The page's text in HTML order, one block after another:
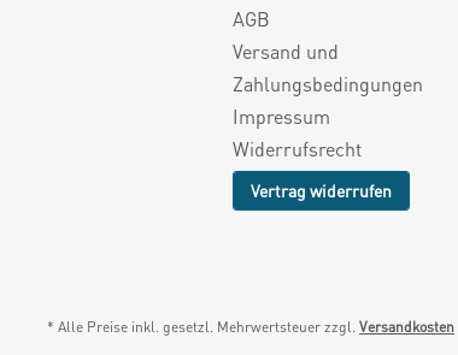
AGB
Versand und
Zahlungsbedingungen
Impressum
Widerrufsrecht
Vertrag widerrufen
* Alle Preise inkl. gesetzl. Mehrwertsteuer zzgl. Versandkosten